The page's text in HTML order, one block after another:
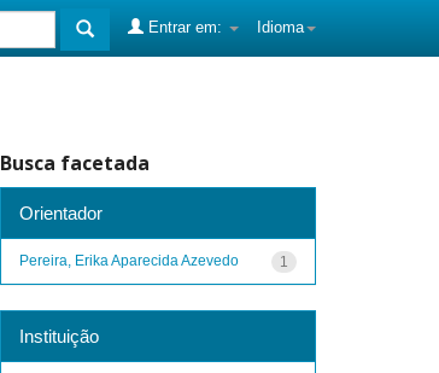
Idioma
Entrar em:
Busca facetada
Orientador
1
Pereira, Erika Aparecida Azevedo
Instituição